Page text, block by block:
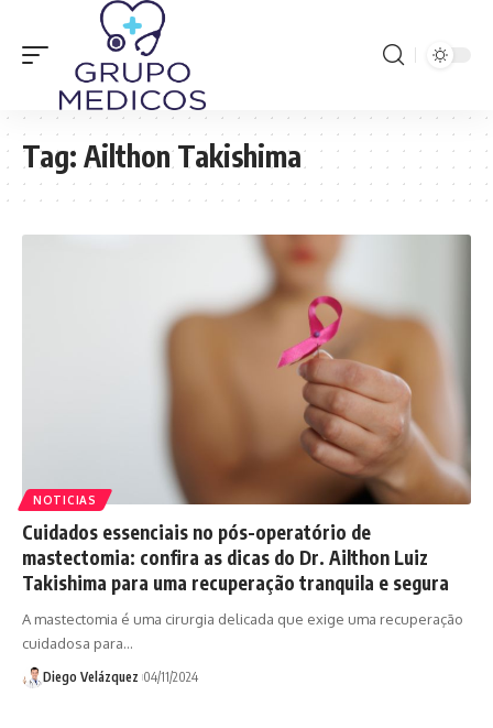
Tag: Ailthon Takishima
NOTICIAS
Cuidados essenciais no pós-operatório de
mastectomia: confira as dicas do Dr. Ailthon Luiz
Takishima para uma recuperação tranquila e segura
A mastectomia é uma cirurgia delicada que exige uma recuperação
cuidadosa para…
Diego Velázquez 04/11/2024